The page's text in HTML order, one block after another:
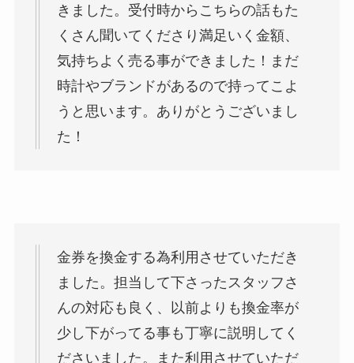
きました。受付時からこちらの話もた
くさん聞いてくださり満足いく金額、
気持ちよく売る事ができました！まだ
時計やブランドがあるので持ってこよ
うと思います。ありがとうございまし
た！
金券を換金する為利用させていただき
ました。担当して下さったスタッフさ
んの対応も良く、以前よりも換金率が
少し下がってる事も丁寧に説明してく
ださいました。また利用させていただ